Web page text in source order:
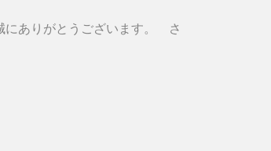
にありがとうございます。 さ